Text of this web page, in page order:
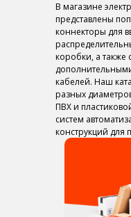
В магазине
представлены
коннекторы для
коробки, а
кабелей. Наш
разных
ПВХ и
систем
конструкций